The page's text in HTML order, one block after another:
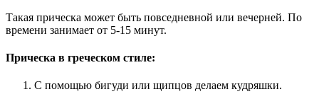
Такая прическа может быть повседневной или вечерней. По
времени занимает от 5-15 минут.
Прическа в греческом стиле:
С помощью бигуди или щипцов делаем кудряшки.